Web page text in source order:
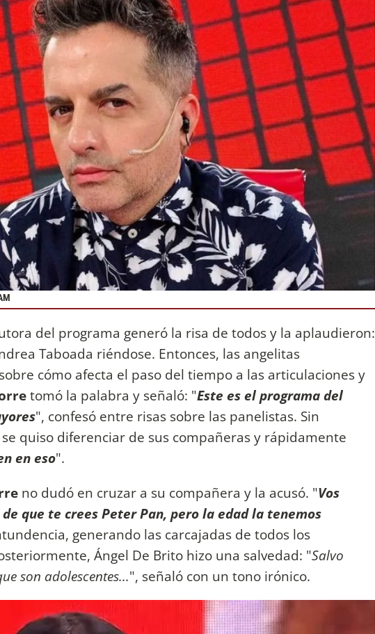
del programa generó la risa de todos y la aplaudieron:
Taboada riéndose. Entonces, las angelitas
cómo afecta el paso del tiempo a las articulaciones y
tomó la palabra y señaló: "Este es el programa del
", confesó entre risas sobre las panelistas. Sin
se quiso diferenciar de sus compañeras y rápidamente
en eso".
no dudó en cruzar a su compañera y la acusó. "Vos
que te crees Peter Pan, pero la edad la tenemos
generando las carcajadas de todos los
Ángel De Brito hizo una salvedad: "Salvo
son adolescentes...", señaló con un tono irónico.